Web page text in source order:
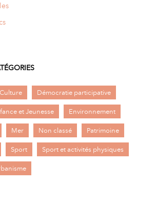
Culture Démocratie participative
et Jeunesse Environnement
Mer Non classé Patrimoine
Sport Sport et activités physiques